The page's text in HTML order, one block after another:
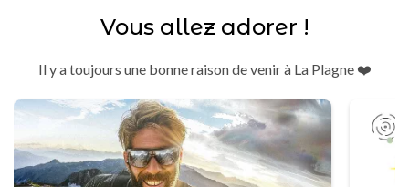
Vous allez adorer !
Il y a toujours une bonne raison de venir à La Plagne ❤️